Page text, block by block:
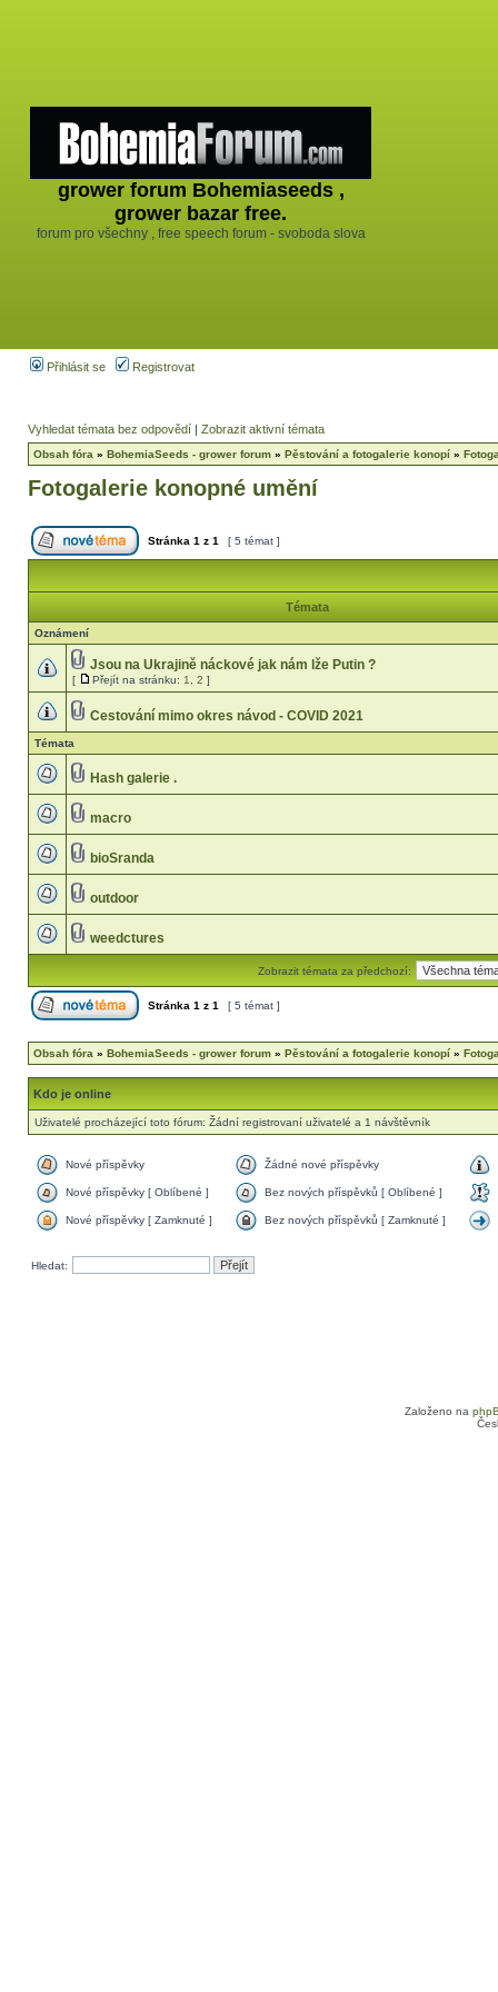
grower forum Bohemiaseeds ,
grower bazar free.
forum pro všechny , free speech forum - svoboda slova
Přihlásit se Registrovat
Vyhledat témata bez odpovědí | Zobrazit aktivní témata
Obsah fóra » BohemiaSeeds - grower forum » Pěstování a fotogalerie konopí »
Fotogalerie konopné umění
Stránka 1 z 1 [ 5 témat ]
Témata
Oznámení
Jsou na Ukrajině náckové jak nám lže Putin ?
[ Přejít na stránku: 1 2 ]
Cestování mimo okres návod - COVID 2021
Témata
Hash galerie .
macro
bioSranda
outdoor
weedctures
Zobrazit témata za předchozí:
Stránka 1 z 1 [ 5 témat ]
Obsah fóra » BohemiaSeeds - grower forum » Pěstování a fotogalerie konopí »
Kdo je online
Uživatelé procházející toto fórum: Žádní registrovaní uživatelé a 1 návštěvník
Nové příspěvky Žádné nové příspěvky
Nové příspěvky [ Oblíbené ] Bez nových příspěvků [ Oblíbené ]
Nové příspěvky [ Zamknuté ] Bez nových příspěvků [ Zamknuté ]
Hledat:
Založeno na